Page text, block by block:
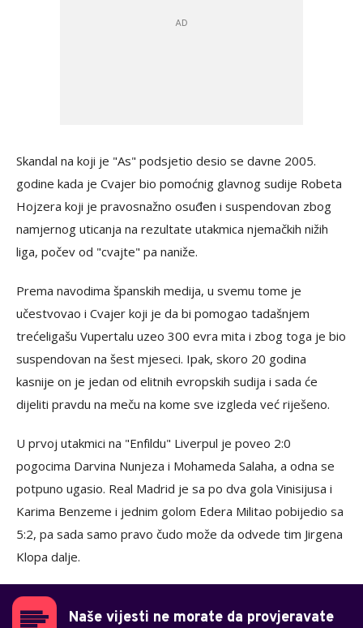
Skandal na koji je "As" podsjetio desio se davne 2005.
godine kada je Cvajer bio pomoćnig glavnog sudije Robeta
Hojzera koji je pravosnažno osuđen i suspendovan zbog
namjernog uticanja na rezultate utakmica njemačkih nižih
liga, počev od "cvajte" pa naniže.
Prema navodima španskih medija, u svemu tome je
učestvovao i Cvajer koji je da bi pomogao tadašnjem
trećeligašu Vupertalu uzeo 300 evra mita i zbog toga je bio
suspendovan na šest mjeseci. Ipak, skoro 20 godina
kasnije on je jedan od elitnih evropskih sudija i sada će
dijeliti pravdu na meču na kome sve izgleda već riješeno.
U prvoj utakmici na "Enfildu" Liverpul je poveo 2:0
pogocima Darvina Nunjeza i Mohameda Salaha, a odna se
potpuno ugasio. Real Madrid je sa po dva gola Vinisijusa i
Karima Benzeme i jednim golom Edera Militao pobijedio sa
5:2, pa sada samo pravo čudo može da odvede tim Jirgena
Klopa dalje.
Naše vijesti ne morate da provjeravate